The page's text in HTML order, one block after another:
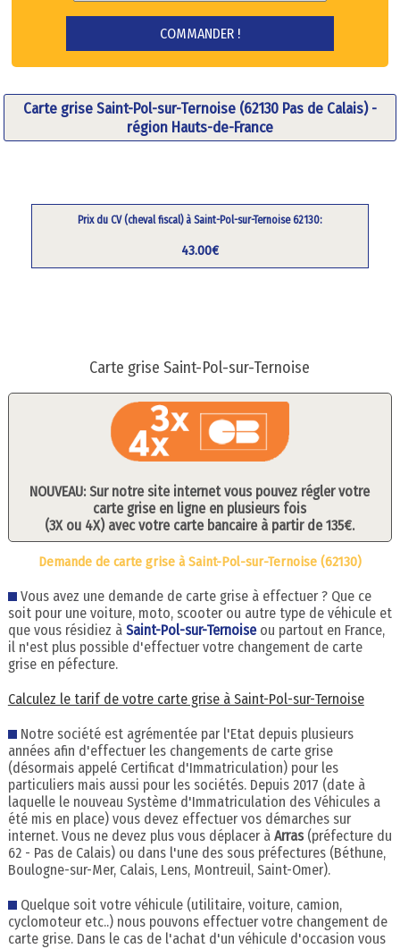
Carte grise Saint-Pol-sur-Ternoise (62130 Pas de Calais) -
région Hauts-de-France
Prix du CV (cheval fiscal) à Saint-Pol-sur-Ternoise 62130:
43.00€
Carte grise Saint-Pol-sur-Ternoise
NOUVEAU: Sur notre site internet vous pouvez régler votre
carte grise en ligne en plusieurs fois
(3X ou 4X) avec votre carte bancaire à partir de 135€.
Demande de carte grise à Saint-Pol-sur-Ternoise (62130)
Vous avez une demande de carte grise à effectuer ? Que ce
soit pour une voiture, moto, scooter ou autre type de véhicule et
que vous résidiez à Saint-Pol-sur-Ternoise ou partout en France,
il n'est plus possible d'effectuer votre changement de carte
grise en péfecture.
Calculez le tarif de votre carte grise à Saint-Pol-sur-Ternoise
Notre société est agrémentée par l'Etat depuis plusieurs
années afin d'effectuer les changements de carte grise
(désormais appelé Certificat d'Immatriculation) pour les
particuliers mais aussi pour les sociétés. Depuis 2017 (date à
laquelle le nouveau Système d'Immatriculation des Véhicules a
été mis en place) vous devez effectuer vos démarches sur
internet. Vous ne devez plus vous déplacer à Arras(préfecture du
62 - Pas de Calais) ou dans l'une des sous préfectures (Béthune,
Boulogne-sur-Mer, Calais, Lens, Montreuil, Saint-Omer).
Quelque soit votre véhicule (utilitaire, voiture, camion,
cyclomoteur etc..) nous pouvons effectuer votre changement de
carte grise. Dans le cas de l'achat d'un véhicule d'occasion vous